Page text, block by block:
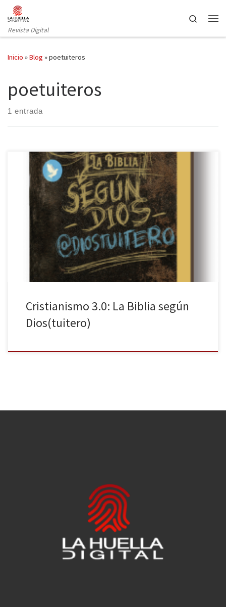
Saltar al contenido
Revista Digital
Search
Inicio »Blog »poetuiteros
poetuiteros
1 entrada
Reseñar la Biblia parecería hoy, para el lector español, un
anacronismo, porque poco hay que decir sobre el argumento que
no sea ya conocido. Sin embargo, por más que la Biblia sea el
libro más vendido de la historia de Occidente y uno de los que
podremos encontrar en más […]
Cristianismo 3.0: La Biblia según
Dios(tuitero)